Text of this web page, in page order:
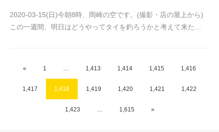
2020-03-15(日)今朝8時、岡崎の空です。(撮影・店の屋上から)
この一週間、明日はどうやってタイを釣ろうかと考えて来た…
« 1 1,413 1,414 1,415 1,416
1,417 1,418 1,419 1,420 1,421 1,422
1,423 1,615 »